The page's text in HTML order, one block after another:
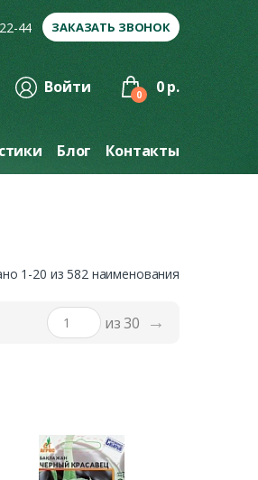
44 ЗАКАЗАТЬ ЗВОНОК
Войти 0 0 р.
Блог Контакты
1-20 из 582 наименования
из 30 →